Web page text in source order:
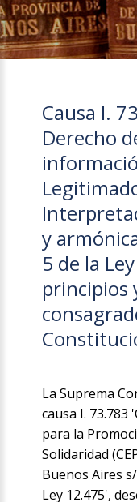
Causa I.
Derecho
y
5 de la
principios
La Suprema
causa I. 73.783
para la
Solidaridad
Buenos Aires
Ley 12.475',